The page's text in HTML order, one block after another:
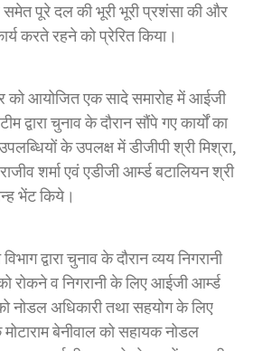
पूरे दल की भूरी भूरी प्रशंसा की और
करते रहने को प्रेरित किया।
को आयोजित एक सादे समारोह में आईजी
द्वारा चुनाव के दौरान सौंपे गए कार्यों का
के उपलक्ष में डीजीपी श्री मिश्रा,
शर्मा एवं एडीजी आर्म्ड बटालियन श्री
भेंट किये।
द्वारा चुनाव के दौरान व्यय निगरानी
रोकने व निगरानी के लिए आईजी आर्म्ड
नोडल अधिकारी तथा सहयोग के लिए
बेनीवाल को सहायक नोडल